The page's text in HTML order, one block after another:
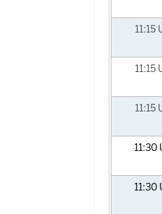
11:15
11:15
11:15
11:30
11:30